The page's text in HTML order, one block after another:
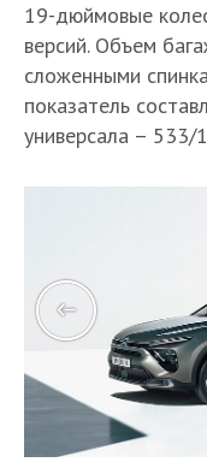
19-дюймовые
версий. Объем
сложенными
показатель
универсала – 533/